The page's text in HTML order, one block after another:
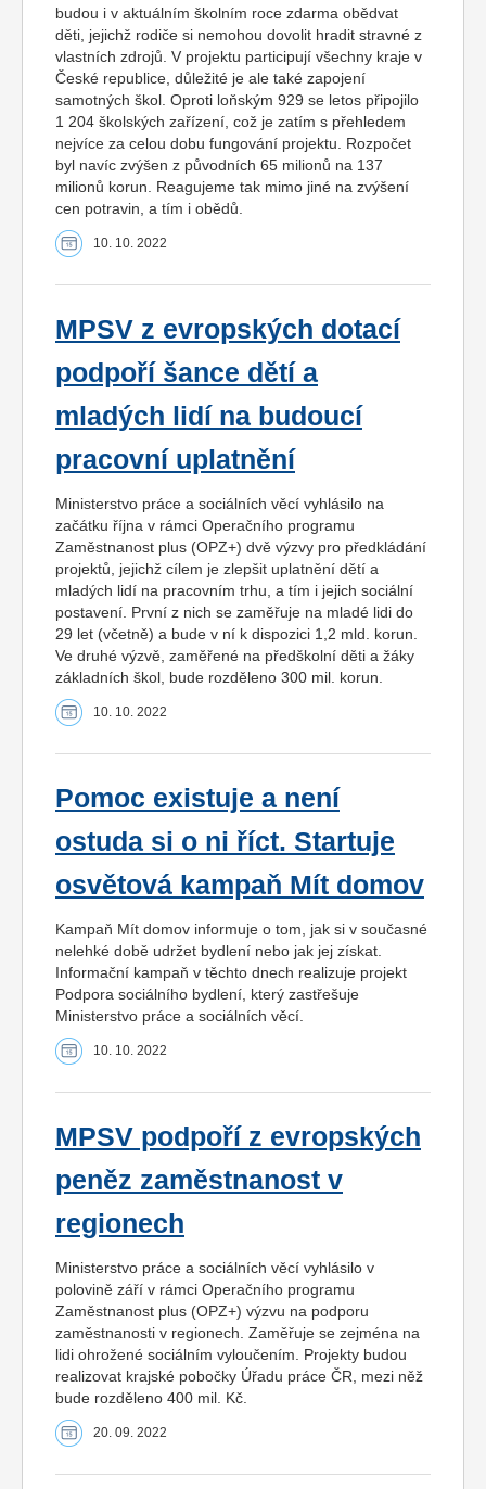
budou i v aktuálním školním roce zdarma obědvat
děti, jejichž rodiče si nemohou dovolit hradit stravné z
vlastních zdrojů. V projektu participují všechny kraje v
České republice, důležité je ale také zapojení
samotných škol. Oproti loňským 929 se letos připojilo
1 204 školských zařízení, což je zatím s přehledem
nejvíce za celou dobu fungování projektu. Rozpočet
byl navíc zvýšen z původních 65 milionů na 137
milionů korun. Reagujeme tak mimo jiné na zvýšení
cen potravin, a tím i obědů.
10. 10. 2022
MPSV z evropských dotací
podpoří šance dětí a
mladých lidí na budoucí
pracovní uplatnění
Ministerstvo práce a sociálních věcí vyhlásilo na
začátku října v rámci Operačního programu
Zaměstnanost plus (OPZ+) dvě výzvy pro předkládání
projektů, jejichž cílem je zlepšit uplatnění dětí a
mladých lidí na pracovním trhu, a tím i jejich sociální
postavení. První z nich se zaměřuje na mladé lidi do
29 let (včetně) a bude v ní k dispozici 1,2 mld. korun.
Ve druhé výzvě, zaměřené na předškolní děti a žáky
základních škol, bude rozděleno 300 mil. korun.
10. 10. 2022
Pomoc existuje a není
ostuda si o ni říct. Startuje
osvětová kampaň Mít domov
Kampaň Mít domov informuje o tom, jak si v současné
nelehké době udržet bydlení nebo jak jej získat.
Informační kampaň v těchto dnech realizuje projekt
Podpora sociálního bydlení, který zastřešuje
Ministerstvo práce a sociálních věcí.
10. 10. 2022
MPSV podpoří z evropských
peněz zaměstnanost v
regionech
Ministerstvo práce a sociálních věcí vyhlásilo v
polovině září v rámci Operačního programu
Zaměstnanost plus (OPZ+) výzvu na podporu
zaměstnanosti v regionech. Zaměřuje se zejména na
lidi ohrožené sociálním vyloučením. Projekty budou
realizovat krajské pobočky Úřadu práce ČR, mezi něž
bude rozděleno 400 mil. Kč.
20. 09. 2022